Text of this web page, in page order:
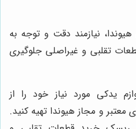
نیازمند دقت و توجه به
تقلبی و غیراصلی جلوگیری
یدکی مورد نیاز خود را از
معتبر و مجاز هیوندا تهیه کنید.